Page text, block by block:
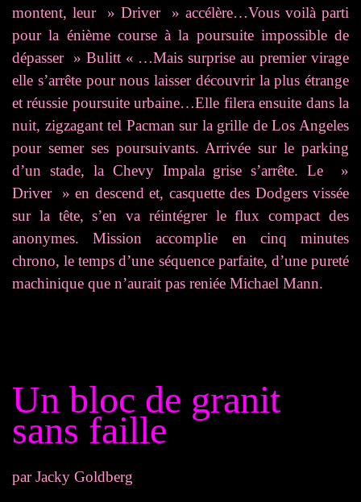
montent, leur » Driver » accélère…Vous voilà parti
pour la énième course à la poursuite impossible de
dépasser » Bulitt « …Mais surprise au premier virage
elle s’arrête pour nous laisser découvrir la plus étrange
et réussie poursuite urbaine…Elle filera ensuite dans la
nuit, zigzagant tel Pacman sur la grille de Los Angeles
pour semer ses poursuivants. Arrivée sur le parking
d’un stade, la Chevy Impala grise s’arrête. Le »
Driver » en descend et, casquette des Dodgers vissée
sur la tête, s’en va réintégrer le flux compact des
anonymes. Mission accomplie en cinq minutes
chrono, le temps d’une séquence parfaite, d’une pureté
machinique que n’aurait pas reniée Michael Mann.
Un bloc de granit
sans faille
par Jacky Goldberg